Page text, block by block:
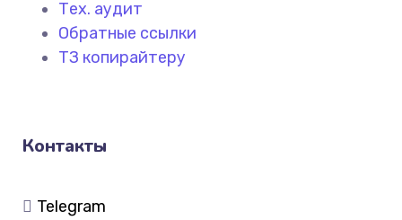
Тех. аудит
Обратные ссылки
ТЗ копирайтеру
Контакты
Telegram